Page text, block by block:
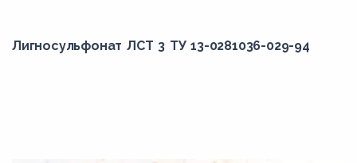
Лигносульфонат ЛСТ 3 ТУ 13-0281036-029-94